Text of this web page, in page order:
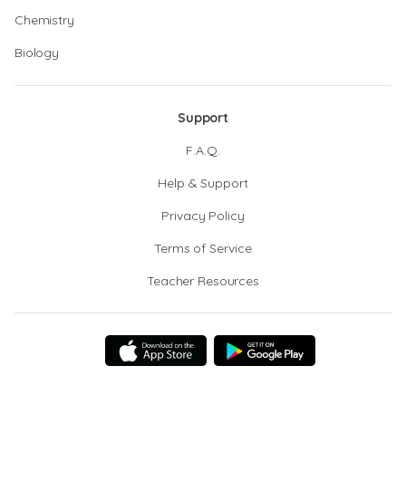
Chemistry
Biology
Support
F.A.Q.
Help & Support
Privacy Policy
Terms of Service
Teacher Resources